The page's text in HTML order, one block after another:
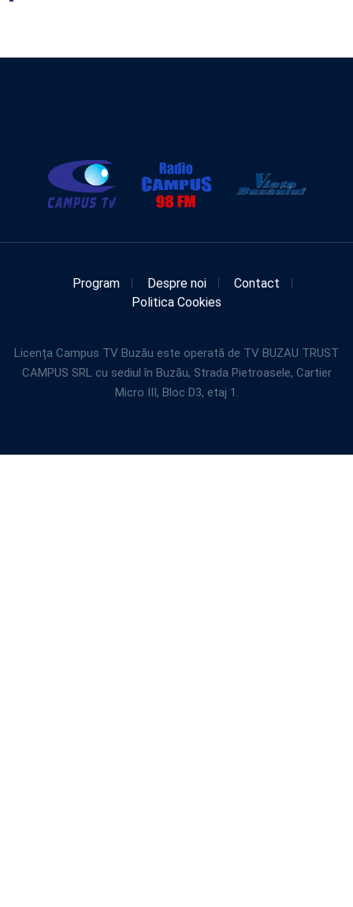
Program Despre noi
Contact
Politica Cookies
Licența Campus TV Buzău este operată de TV BUZAU TRUST
CAMPUS SRL cu sediul în Buzău, Strada Pietroasele, Cartier
Micro III, Bloc D3, etaj 1.